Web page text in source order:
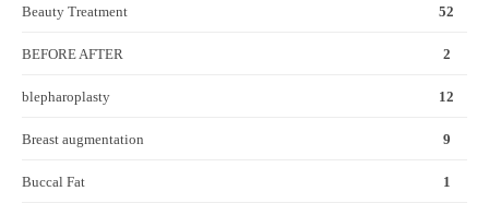
Beauty Treatment 52
BEFORE AFTER 2
blepharoplasty 12
Breast augmentation 9
Buccal Fat 1